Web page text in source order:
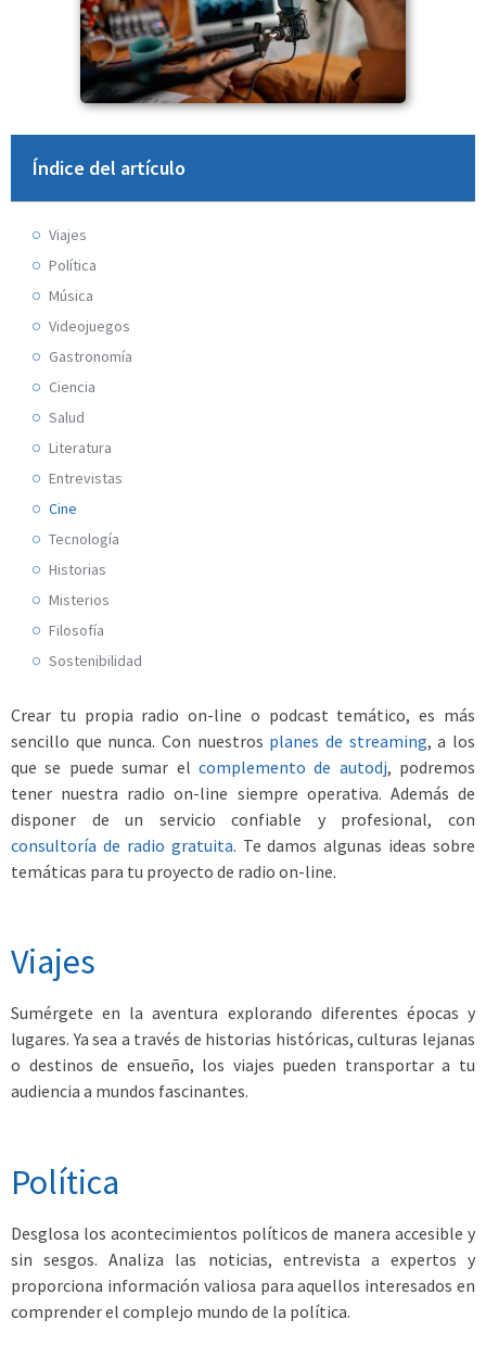
Índice del artículo
Viajes
Política
Música
Videojuegos
Gastronomía
Ciencia
Salud
Literatura
Entrevistas
Cine
Tecnología
Historias
Misterios
Filosofía
Sostenibilidad
Crear tu propia radio on-line o podcast temático, es más
sencillo que nunca. Con nuestros planes de streaming, a los
que se puede sumar el complemento de autodj, podremos
tener nuestra radio on-line siempre operativa. Además de
disponer de un servicio confiable y profesional, con
consultoría de radio gratuita. Te damos algunas ideas sobre
temáticas para tu proyecto de radio on-line.
Viajes
Sumérgete en la aventura explorando diferentes épocas y
lugares. Ya sea a través de historias históricas, culturas lejanas
o destinos de ensueño, los viajes pueden transportar a tu
audiencia a mundos fascinantes.
Política
Desglosa los acontecimientos políticos de manera accesible y
sin sesgos. Analiza las noticias, entrevista a expertos y
proporciona información valiosa para aquellos interesados en
comprender el complejo mundo de la política.